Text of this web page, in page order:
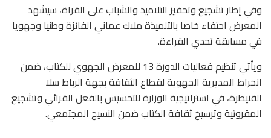
وفي إطار تشجيع وتحفيز التلاميذ والشباب على القراة، سيشهد
المعرض احتفاء خاصا بالتلميذة ملاك عماني الفائزة وطنيا وجهويا
في مسابقة تحدي القراءة.
ويأتي تنظيم فعاليات الدورة 13 للمعرض الجهوي للكتاب، ضمن
انخراط المديرية الجهوية لقطاع الثقافة بجهة الرباط سلا
القنيطرة، في استراتيجية الوزارة للتحسيس بالفعل القرائي وتشجيع
المقروئية وترسيخ ثقافة الكتاب ضمن النسيج المجتمعي.